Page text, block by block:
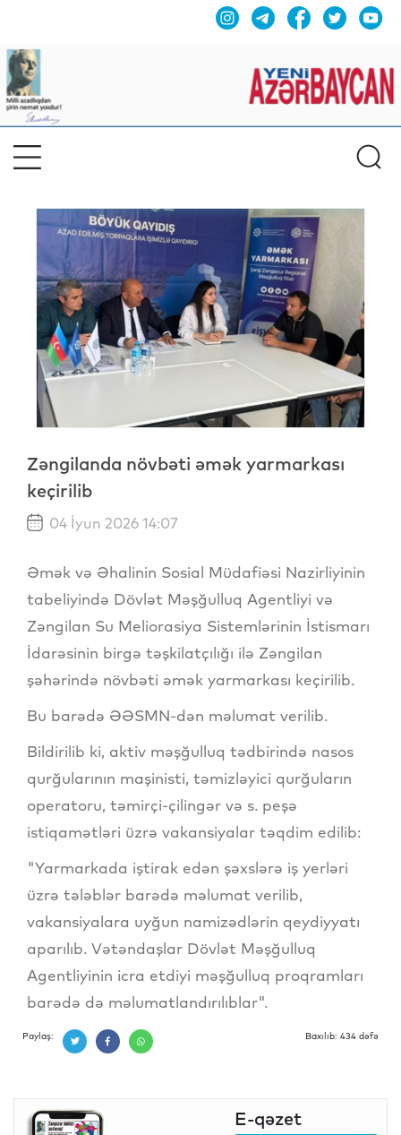
Zəngilanda növbəti əmək yarmarkası
keçirilib
04 İyun 2026 14:07
Əmək və Əhalinin Sosial Müdafiəsi Nazirliyinin
tabeliyində Dövlət Məşğulluq Agentliyi və
Zəngilan Su Meliorasiya Sistemlərinin İstismarı
İdarəsinin birgə təşkilatçılığı ilə Zəngilan
şəhərində növbəti əmək yarmarkası keçirilib.
Bu barədə ƏƏSMN-dən məlumat verilib.
Bildirilib ki, aktiv məşğulluq tədbirində nasos
qurğularının maşinisti, təmizləyici qurğuların
operatoru, təmirçi-çilingər və s. peşə
istiqamətləri üzrə vakansiyalar təqdim edilib:
"Yarmarkada iştirak edən şəxslərə iş yerləri
üzrə tələblər barədə məlumat verilib,
vakansiyalara uyğun namizədlərin qeydiyyatı
aparılıb. Vətəndaşlar Dövlət Məşğulluq
Agentliyinin icra etdiyi məşğulluq proqramları
barədə də məlumatlandırılıblar".
Paylaş: Baxılıb: 434 dəfə
E-qəzet